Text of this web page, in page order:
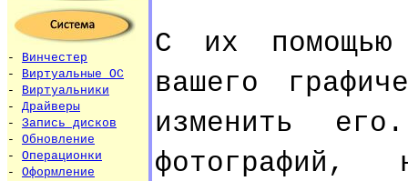
- Винчестер
- Виртуальные ОС
- Виртуальники
- Драйверы
- Запись дисков
- Обновление
- Операционки
- Оформление
С их помощью
вашего
изменить
фотографий,